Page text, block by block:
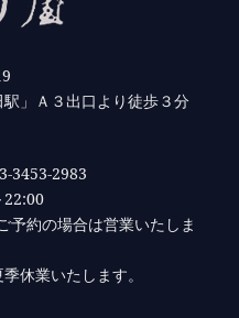
」Ａ３出口より徒歩３分
3453-2983
予約の場合は営業いたしま
休業いたします。